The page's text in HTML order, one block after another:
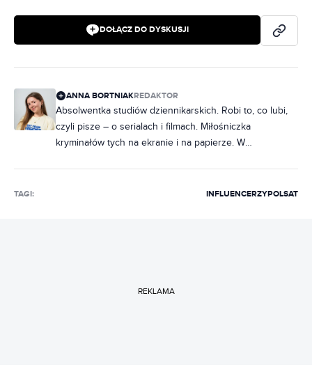
DOŁĄCZ DO DYSKUSJI
ANNA BORTNIAKREDAKTOR
Absolwentka studiów dziennikarskich. Robi to, co lubi,
czyli pisze – o serialach i filmach. Miłośniczka
kryminałów tych na ekranie i na papierze. W
nabałaganić w słowach. Zakochana w Norwegii, dobrej,
TAGI: INFLUENCERZYPOLSAT
REKLAMA